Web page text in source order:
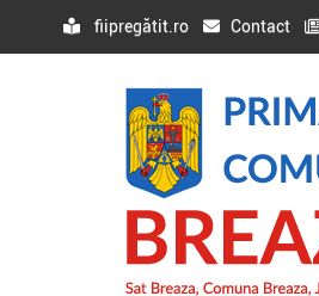
fiipregătit.ro Contact